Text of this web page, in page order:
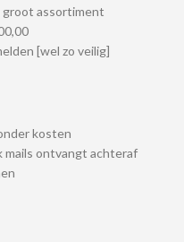
groot assortiment
[wel zo veilig]
kosten
mails ontvangt achteraf